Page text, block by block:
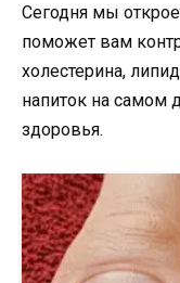
Сегодня мы
поможет вам
холестерина,
напиток на самом
здоровья.